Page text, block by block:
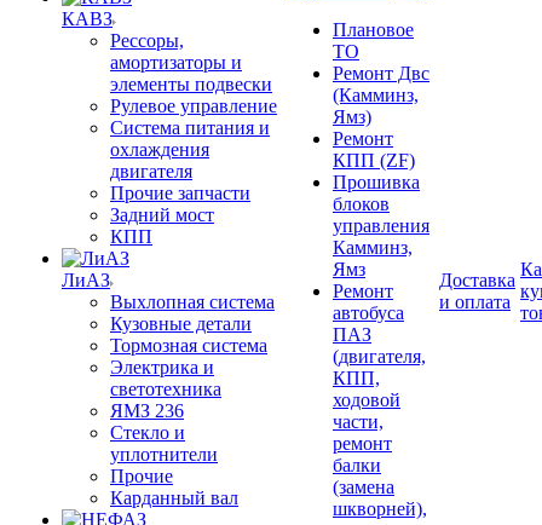
КАВЗ
Рессоры,
амортизаторы и
элементы подвески
Рулевое управление
Система питания и
охлаждения
двигателя
Прочие запчасти
Задний мост
КПП
ЛиАЗ
Выхлопная система
Кузовные детали
Тормозная система
Электрика и
светотехника
ЯМЗ 236
Стекло и
уплотнители
Прочие
Карданный вал
Плановое
ТО
Ремонт Двс
(Камминз,
Ямз)
Ремонт
КПП (ZF)
Прошивка
блоков
управления
Камминз,
Ямз
Ремонт
автобуса
ПАЗ
(двигателя,
КПП,
ходовой
части,
ремонт
балки
(замена
шкворней),
Доставка
и оплата